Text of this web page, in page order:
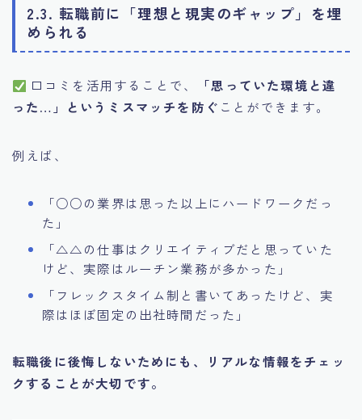
2.3. 転職前に「理想と現実のギャップ」を埋
められる
口コミを活用することで、
「思っていた環境と違
った…」というミスマッチを防ぐ ことができます。
例えば、
「○○の業界は思った以上にハードワークだっ
た」
「△△の仕事はクリエイティブだと思っていた
けど、実際はルーチン業務が多かった」
「フレックスタイム制と書いてあったけど、実
際はほぼ固定の出社時間だった」
転職後に後悔しないためにも、リアルな情報をチェッ
クすることが大切です。